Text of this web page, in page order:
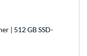
| 512 GB SSD-